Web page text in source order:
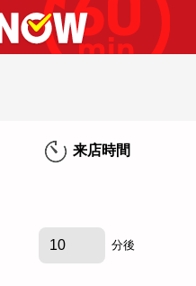
来店時間
分後